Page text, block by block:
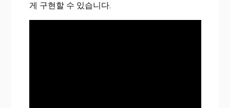
게 구현할 수 있습니다.